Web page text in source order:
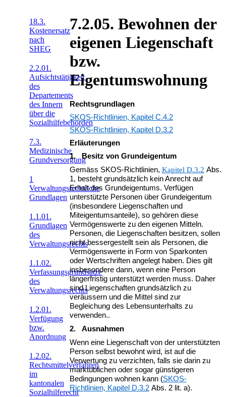
18.3.
Kostenersatz
nach
SHEG
2.2.01.
Aufsichtstätigkeit
des
Departements
des Innern
über die
Sozialhilfebehörden
7.3.
Medizinische
Grundversorgung
1
Verwaltungsrechtliche
Grundlagen
1.1.01.
Grundlagen
des
Verwaltungsrechts
1.1.02.
Verfassungsgrundsätze
des
Verwaltungsrechts
1.2.01.
Verfügung
bzw.
Anordnung
1.2.02.
Rechtsmittelverfahren
im
kantonalen
Sozialhilferecht
7.2.05. Bewohnen der
eigenen Liegenschaft
bzw.
Eigentumswohnung
Rechtsgrundlagen
SKOS-Richtlinien, Kapitel C.4.2
SKOS-Richtlinien, Kapitel D.3.2
Erläuterungen
1. Besitz von Grundeigentum
Gemäss SKOS-Richtlinien, Kapitel D.3.2 Abs.
1, besteht grundsätzlich kein Anrecht auf
Erhalt des Grundeigentums. Verfügen
unterstützte Personen über Grundeigentum
(insbesondere Liegenschaften und
Miteigentumsanteile), so gehören diese
Vermögenswerte zu den eigenen Mitteln.
Personen, die Liegenschaften besitzen, sollen
nicht bessergestellt sein als Personen, die
Vermögenswerte in Form von Sparkonten
oder Wertschriften angelegt haben. Dies gilt
insbesondere dann, wenn eine Person
längerfristig unterstützt werden muss. Daher
sind Liegenschaften grundsätzlich zu
veräussern und die Mittel sind zur
Begleichung des Lebensunterhalts zu
verwenden..
2. Ausnahmen
Wenn eine Liegenschaft von der unterstützten
Person selbst bewohnt wird, ist auf die
Verwertung zu verzichten, falls sie darin zu
marktüblichen oder sogar günstigeren
Bedingungen wohnen kann (SKOS-
Richtlinien, Kapitel D.3.2Abs. 2 lit. a).